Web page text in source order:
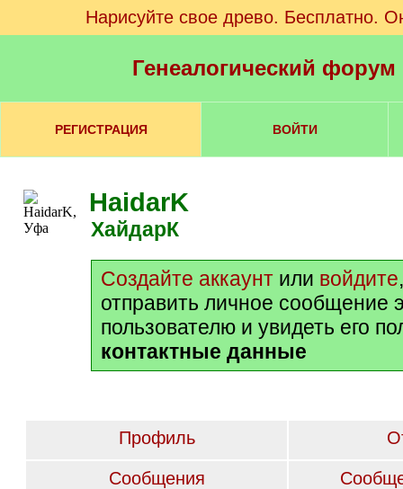
Нарисуйте свое древо. Бесплатно.
Генеалогический
РЕГИСТРАЦИЯ ВОЙТИ
HaidarK
ХайдарК
Создайте аккаунт или войдите
отправить личное сообщение
пользователю и увидеть его
контактные данные
Профиль
Сообщения